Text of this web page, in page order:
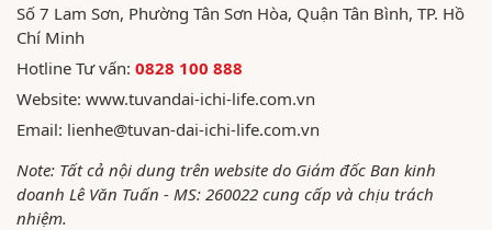
Số 7 Lam Sơn, Phường Tân Sơn Hòa, Quận Tân Bình, TP. Hồ
Chí Minh
Hotline Tư vấn: 0828 100 888
Website: www.tuvandai-ichi-life.com.vn
Email: lienhe@tuvan-dai-ichi-life.com.vn
Note: Tất cả nội dung trên website do Giám đốc Ban kinh
doanh Lê Văn Tuấn - MS: 260022 cung cấp và chịu trách
nhiệm.